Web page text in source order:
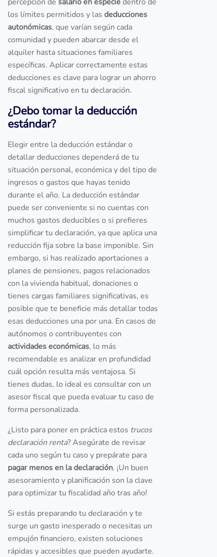
los límites permitidos y las deducciones
autonómicas, que varían según cada
comunidad y pueden abarcar desde el
alquiler hasta situaciones familiares
específicas. Aplicar correctamente estas
deducciones es clave para lograr un ahorro
fiscal significativo en tu declaración.
¿Debo tomar la deducción
estándar?
Elegir entre la deducción estándar o
detallar deducciones dependerá de tu
situación personal, económica y del tipo de
ingresos o gastos que hayas tenido
durante el año. La deducción estándar
puede ser conveniente si no cuentas con
muchos gastos deducibles o si prefieres
simplificar tu declaración, ya que aplica una
reducción fija sobre la base imponible. Sin
embargo, si has realizado aportaciones a
planes de pensiones, pagos relacionados
con la vivienda habitual, donaciones o
tienes cargas familiares significativas, es
posible que te beneficie más detallar todas
esas deducciones una por una. En casos de
autónomos o contribuyentes con
actividades económicas, lo más
recomendable es analizar en profundidad
cuál opción resulta más ventajosa. Si
tienes dudas, lo ideal es consultar con un
asesor fiscal que pueda evaluar tu caso de
forma personalizada.
¿Listo para poner en práctica estos trucos
declaración renta? Asegúrate de revisar
cada uno según tu caso y prepárate para
pagar menos en la declaración. ¡Un buen
asesoramiento y planificación son la clave
para optimizar tu fiscalidad año tras año!
Si estás preparando tu declaración y te
surge un gasto inesperado o necesitas un
empujón financiero, existen soluciones
rápidas y accesibles que pueden ayudarte.